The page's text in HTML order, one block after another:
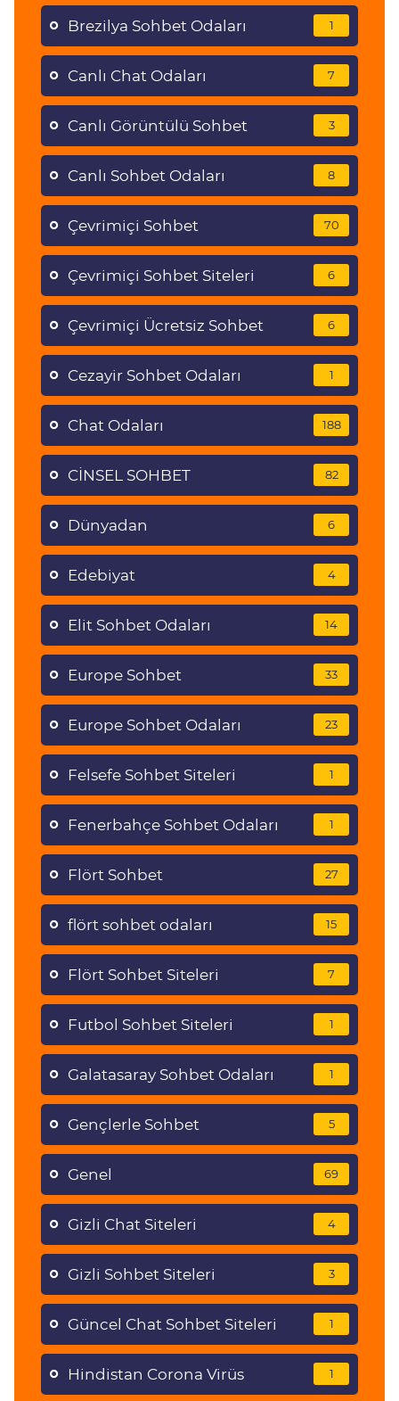
Brezilya Sohbet Odaları 1
Canlı Chat Odaları 7
Canlı Görüntülü Sohbet 3
Canlı Sohbet Odaları 8
Çevrimiçi Sohbet 70
Çevrimiçi Sohbet Siteleri 6
Çevrimiçi Ücretsiz Sohbet 6
Cezayir Sohbet Odaları 1
Chat Odaları 188
CİNSEL SOHBET 82
Dünyadan 6
Edebiyat 4
Elit Sohbet Odaları 14
Europe Sohbet 33
Europe Sohbet Odaları 23
Felsefe Sohbet Siteleri 1
Fenerbahçe Sohbet Odaları 1
Flört Sohbet 27
flört sohbet odaları 15
Flört Sohbet Siteleri 7
Futbol Sohbet Siteleri 1
Galatasaray Sohbet Odaları 1
Gençlerle Sohbet 5
Genel 69
Gizli Chat Siteleri 4
Gizli Sohbet Siteleri 3
Güncel Chat Sohbet Siteleri 1
Hindistan Corona Virüs 1